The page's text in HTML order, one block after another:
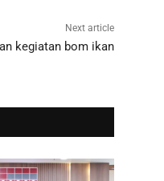
Next article
kegiatan bom ikan